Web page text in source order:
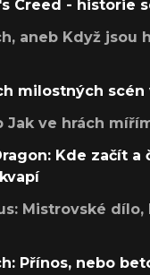
Creed - historie
aneb Když jsou
milostných scén
Jak ve hrách
Kde začít a
Mistrovské dílo,
Přínos, nebo